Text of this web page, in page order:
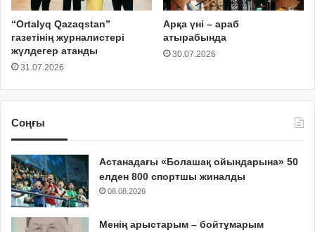
“Ortalyq Qazaqstan”
газетінің журналистері
жүлдегер атанды
31.07.2026
Арқа үні – араб
атырабында
30.07.2026
Соңғы
Астанадағы «Болашақ ойындарына» 50
елден 800 спортшы жиналды
08.08.2026
Менің арыстарым – бойтұмарым